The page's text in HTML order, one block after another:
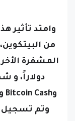
وامتد تأثير
من